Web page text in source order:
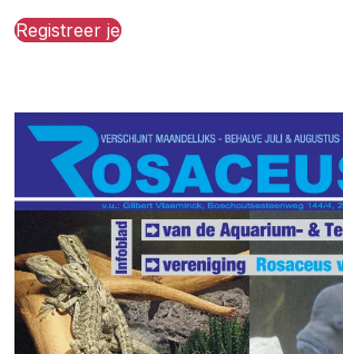
Registreer je